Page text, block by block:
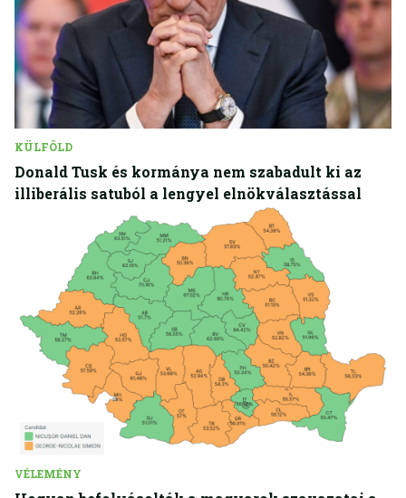
KÜLFÖLD
Donald Tusk és kormánya nem szabadult ki az
illiberális satuból a lengyel elnökválasztással
VÉLEMÉNY